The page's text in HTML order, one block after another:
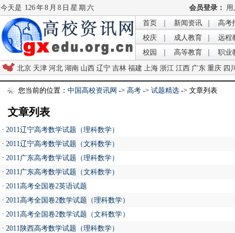
今天是 126 年 8 月 8 日 星 期 六
首页
新闻资讯 高考
校庆
成人教育 远程
校园
高等教育 职业
北京 天津 河北 湖南 山西 辽宁 吉林 福建 上海 浙江 江西 广东 重庆 四川
您当前的位置： 中国高校资讯网 -> 高考 -> 试题精选 -> 文章列表
文章列表
· 2011辽宁高考数学试题（理科数学）
· 2011辽宁高考数学试题（文科数学）
· 2011广东高考数学试题（理科数学）
· 2011广东高考数学试题（文科数学）
· 2011高考全国卷2英语试题
· 2011高考全国卷2数学试题（理科数学）
· 2011高考全国卷2数学试题（文科数学）
· 2011陕西高考数学试题（理科数学）